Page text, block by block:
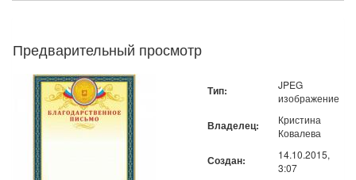
Предварительный просмотр
Тип:
JPEG
изображение
Владелец:
Кристина
Ковалева
Создан:
14.10.2015,
3:07